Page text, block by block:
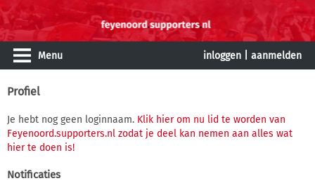
Menu inloggen aanmelden
Profiel
Je hebt nog geen loginnaam. Klik hier om nu lid te worden van
Feyenoord.supporters.nl zodat je deel kan nemen aan alles wat
hier te doen is!
Notificaties